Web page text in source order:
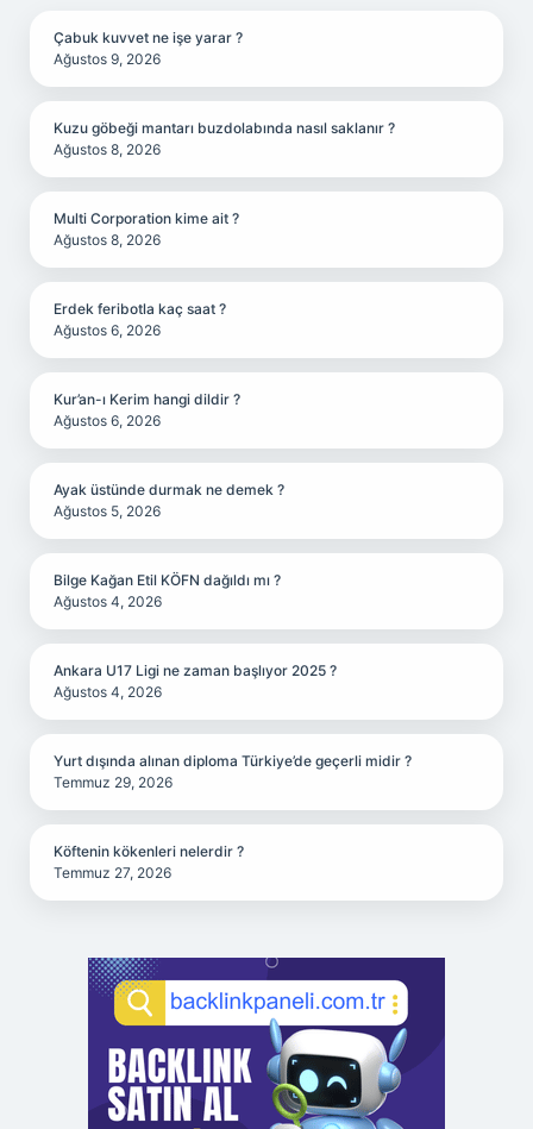
Çabuk kuvvet ne işe yarar ?
Ağustos 9, 2026
Kuzu göbeği mantarı buzdolabında nasıl saklanır ?
Ağustos 8, 2026
Multi Corporation kime ait ?
Ağustos 8, 2026
Erdek feribotla kaç saat ?
Ağustos 6, 2026
Kur’an-ı Kerim hangi dildir ?
Ağustos 6, 2026
Ayak üstünde durmak ne demek ?
Ağustos 5, 2026
Bilge Kağan Etil KÖFN dağıldı mı ?
Ağustos 4, 2026
Ankara U17 Ligi ne zaman başlıyor 2025 ?
Ağustos 4, 2026
Yurt dışında alınan diploma Türkiye’de geçerli midir ?
Temmuz 29, 2026
Köftenin kökenleri nelerdir ?
Temmuz 27, 2026